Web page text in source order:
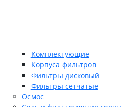
Комплектующие
Корпуса фильтров
Фильтры дисковый
Фильтры сетчатые
Осмос